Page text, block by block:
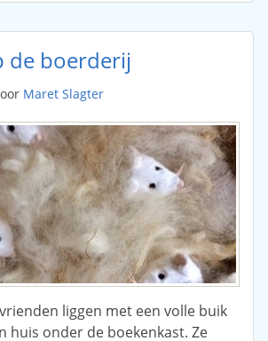
de boerderij
Maret Slagter
liggen met een volle buik
huis onder de boekenkast. Ze